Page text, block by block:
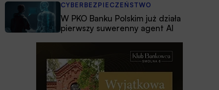
CYBERBEZPIECZEŃSTWO
W PKO Banku Polskim już działa
pierwszy suwerenny agent AI